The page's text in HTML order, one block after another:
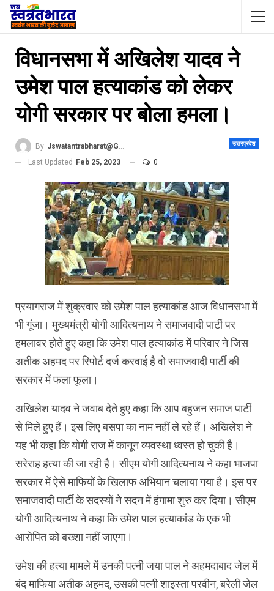
व‍िधानसभा में अख‍िलेश यादव ने
उमेश पाल हत्‍याकांड को लेकर
योगी सरकार पर बोला हमला।
उत्तरप्रदेश
By Jswatantrabharat@gmail.com
Last Updated Feb 25, 2023 0
प्रयागराज में शुक्रवार को उमेश पाल हत्‍याकांड आज व‍िधानसभा में
भी गूंजा। मुख्‍यमंत्री योगी आद‍ित्‍यनाथ ने समाजवादी पार्टी पर
हमलावर होते हुए कहा क‍ि उमेश पाल हत्‍याकांड में पर‍िवार ने ज‍िस
अतीक अहमद पर र‍िपोर्ट दर्ज करवाई है वो समाजवादी पार्टी की
सरकार में फला फूला।
अख‍िलेश यादव ने जवाब देते हुए कहा क‍ि आप बहुजन समाज पार्टी
से म‍िले हुए हैं। इस ल‍िए बसपा का नाम नहीं ले रहे हैं। अख‍िलेश ने
यह भी कहा क‍ि योगी राज में कानून व्‍यवस्‍था ध्‍वस्‍त हो चुकी है।
सरेराह हत्‍या की जा रही है। सीएम योगी आद‍ित्‍यनाथ ने कहा भाजपा
सरकार में ऐसे माफ‍ियों के ख‍िलाफ अभ‍ियान चलाया गया है। इस पर
समाजवादी पार्टी के सदस्‍यों ने सदन में हंगामा शुरु कर द‍िया। सीएम
योगी आद‍ित्‍यनाथ ने कहा क‍ि उमेश पाल हत्‍याकांड के एक भी
आरोप‍ित को बख्शा नहीं जाएगा।
उमेश की हत्या मामले में उनकी पत्नी जया पाल ने अहमदाबाद जेल में
बंद माफिया अतीक अहमद, उसकी पत्नी शाइस्ता परवीन, बरेली जेल